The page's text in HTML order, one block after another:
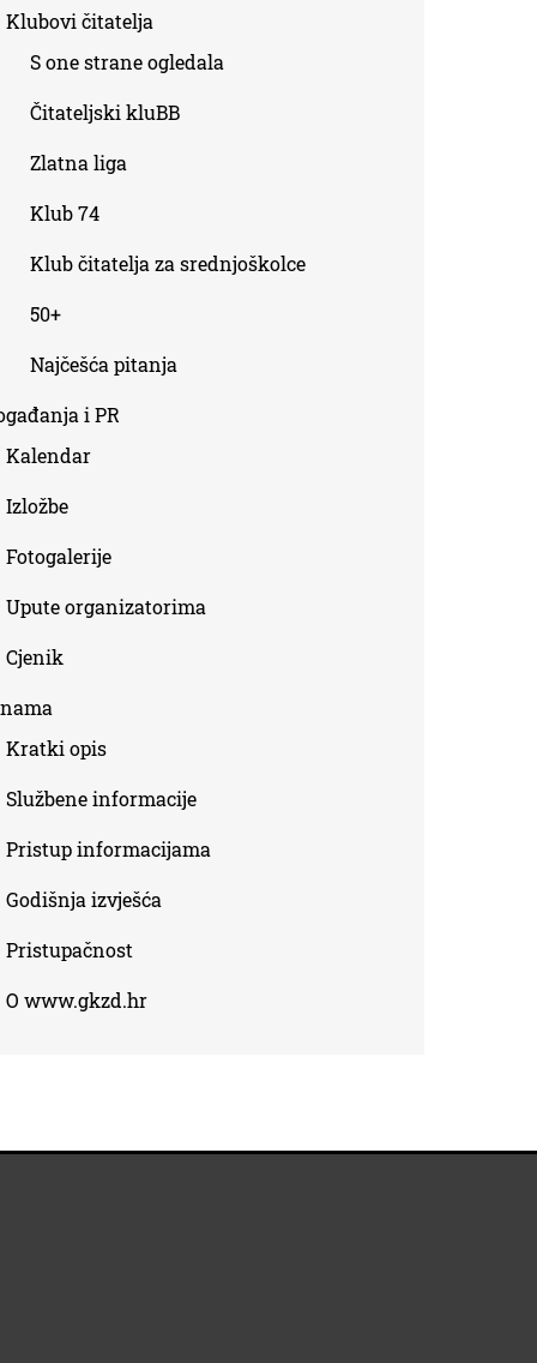
Klubovi čitatelja
S one strane ogledala
Čitateljski kluBB
Zlatna liga
Klub 74
Klub čitatelja za srednjoškolce
50+
Najčešća pitanja
i PR
Kalendar
Izložbe
Fotogalerije
Upute organizatorima
Cjenik
Kratki opis
Službene informacije
Pristup informacijama
Godišnja izvješća
Pristupačnost
O www.gkzd.hr